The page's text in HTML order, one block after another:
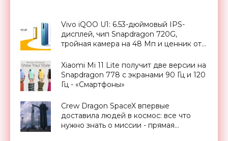
Vivo iQOO U1: 6.53-дюймовый IPS-
дисплей, чип Snapdragon 720G,
тройная камера на 48 Мп и ценник от
Xiaomi Mi 11 Lite получит две версии на
Snapdragon 778 с экранами 90 Гц и 120
Гц - «Смартфоны»
Crew Dragon SpaceX впервые
доставила людей в космос: все что
нужно знать о миссии - прямая